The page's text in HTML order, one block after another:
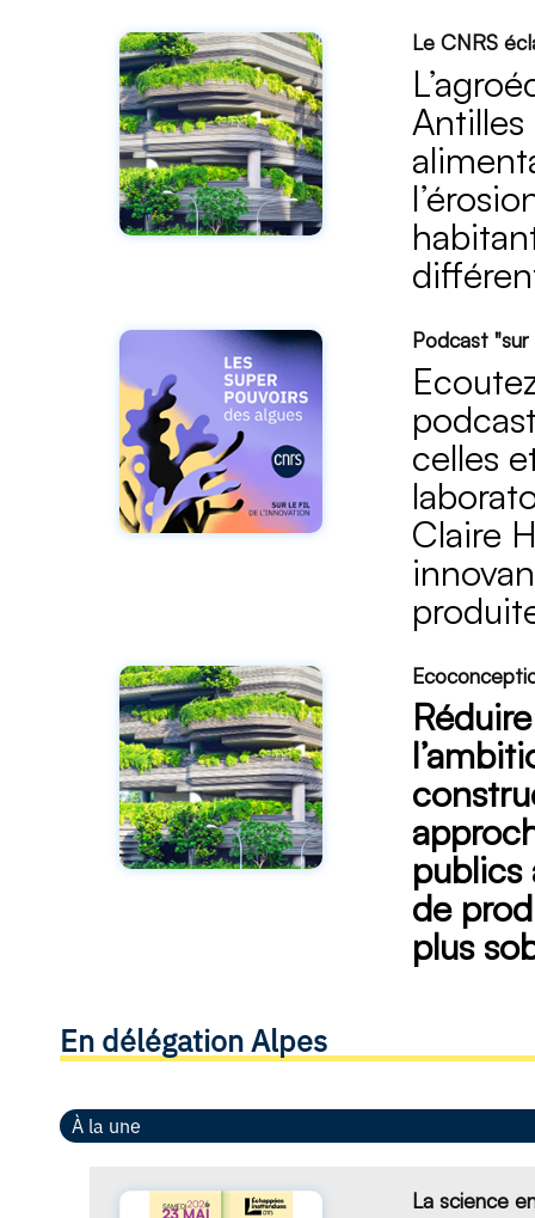
Le CNRS
Antilles
Podcast
celles
Claire
publics
de
plus
En délégation Alpes
À la une
La science